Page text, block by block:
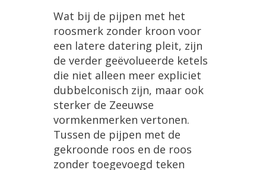
Wat bij de pijpen met het
roosmerk zonder kroon voor
een latere datering pleit, zijn
de verder geëvolueerde ketels
die niet alleen meer expliciet
dubbelconisch zijn, maar ook
sterker de Zeeuwse
vormkenmerken vertonen.
Tussen de pijpen met de
gekroonde roos en de roos
zonder toegevoegd teken